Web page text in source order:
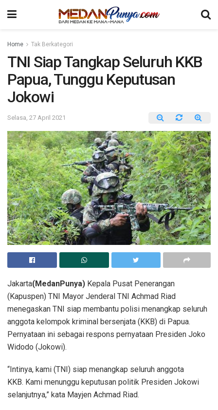
Home Tak Berkategori
TNI Siap Tangkap Seluruh KKB
Papua, Tunggu Keputusan
Jokowi
Selasa, 27 April 2021
Jakarta(MedanPunya) Kepala Pusat Penerangan
(Kapuspen) TNI Mayor Jenderal TNI Achmad Riad
menegaskan TNI siap membantu polisi menangkap seluruh
anggota kelompok kriminal bersenjata (KKB) di Papua.
Pernyataan ini sebagai respons pernyataan Presiden Joko
Widodo (Jokowi).
“Intinya, kami (TNI) siap menangkap seluruh anggota
KKB. Kami menunggu keputusan politik Presiden Jokowi
selanjutnya,” kata Mayjen Achmad Riad.